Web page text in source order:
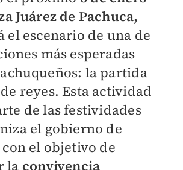
Juárez de Pachuca,
el escenario de una de
más esperadas
la partida
reyes. Esta actividad
de las festividades
el gobierno de
el objetivo de
la convivencia